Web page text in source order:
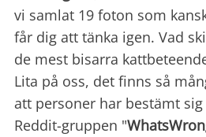
vi samlat 19 foton som
får dig att tänka igen. Vad
de mest bisarra
Lita på oss, det finns så
att personer har bestämt
Reddit-gruppen "